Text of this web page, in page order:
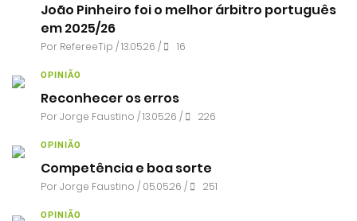
João Pinheiro foi o melhor árbitro português
em 2025/26
Por RefereeTip / 13.05.26 / 16
OPINIÃO
Reconhecer os erros
PorJorge Faustino / 13.05.26 / 226
OPINIÃO
Competência e boa sorte
PorJorge Faustino / 05.05.26 / 251
OPINIÃO